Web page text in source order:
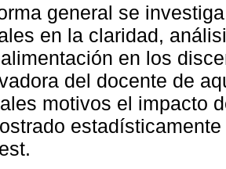
general se
en la claridad,
en los
del docente de
motivos el impacto